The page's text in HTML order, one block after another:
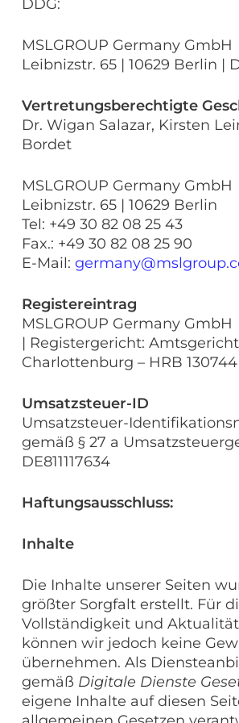
DDG:
MSLGROUP Germany GmbH
Leibnizstr. 65 | 10629 Berlin |
Vertretungsberechtigte
Dr. Wigan Salazar, Kirsten
Bordet
MSLGROUP Germany GmbH
Leibnizstr. 65 | 10629 Berlin
Tel: +49 30 82 08 25 43
Fax.: +49 30 82 08 25 90
E-Mail:
Registereintrag
MSLGROUP Germany GmbH
| Registergericht:
Charlottenburg – HRB
Umsatzsteuer-ID
Umsatzsteuer-
gemäß § 27 a
DE811117634
Haftungsausschluss:
Inhalte
Die Inhalte unserer Seiten
größter Sorgfalt erstellt. Für
Vollständigkeit und
können wir jedoch keine
übernehmen. Als
gemäß Digitale Dienste
eigene Inhalte auf diesen